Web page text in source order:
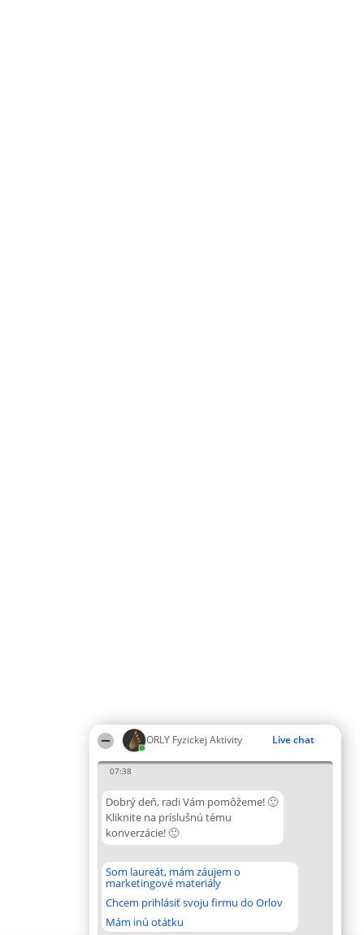
ORLY Fyzickej Aktivity Live chat
07:38
Dobrý deň, radi Vám pomôžeme! 🙂
Kliknite na príslušnú tému
konverzácie! 🙂
Som laureát, mám záujem o
marketingové materiály
Chcem prihlásiť svoju firmu do Orlov
Mám inú otátku